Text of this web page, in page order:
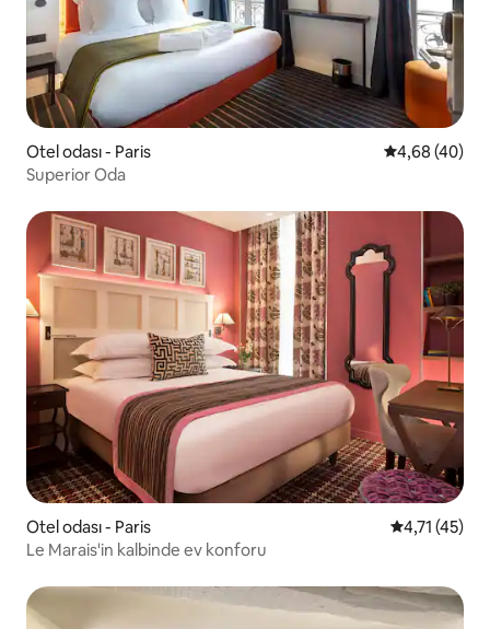
Otel odası - Paris 5 üzerinden
4,68 (40)
Superior Oda
Otel odası - Paris 5 üzerinden
4,71 (45)
Le Marais'in kalbinde ev konforu